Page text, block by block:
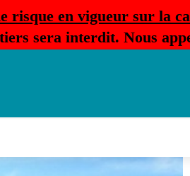
risque en vigueur sur la
sera interdit. Nous